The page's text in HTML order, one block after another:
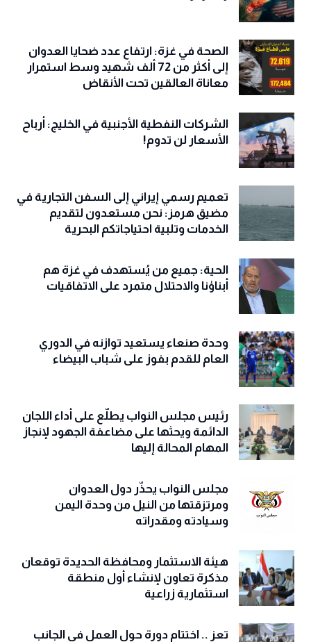
الصحة في غزة: ارتفاع عدد ضحايا العدوان
إلى أكثر من 72 ألف شهيد وسط استمرار
معاناة العالقين تحت الأنقاض
الشركات النفطية الأجنبية في الخليج: أرباح
الأسعار لن تدوم!
تعميم رسمي إيراني إلى السفن التجارية في
مضيق هرمز: نحن مستعدون لتقديم
الخدمات وتلبية احتياجاتكم البحرية
الحية: جميع من يُستهدف في غزة هم
أبناؤنا والاحتلال متمرد على الاتفاقيات
وحدة صنعاء يستعيد توازنه في الدوري
العام للقدم بفوز على شباب البيضاء
رئيس مجلس النواب يطلّع على أداء اللجان
الدائمة ويحثها على مضاعفة الجهود لإنجاز
المهام المحالة إليها
مجلس النواب يحذّّر دول العدوان
ومرتزقتها من النيل من وحدة اليمن
وسيادته ومقدراته
هيئة الاستثمار ومحافظة الحديدة توقعان
مذكرة تعاون لإنشاء أول منطقة
استثمارية زراعية
تعز .. اختتام دورة حول العمل في الجانب